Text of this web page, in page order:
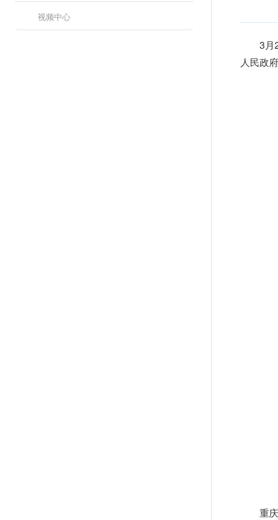
视频中心
3月
人民政
重